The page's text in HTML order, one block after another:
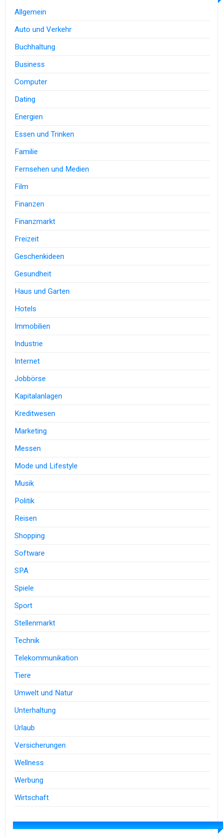
Allgemein
Auto und Verkehr
Buchhaltung
Business
Computer
Dating
Energien
Essen und Trinken
Familie
Fernsehen und Medien
Film
Finanzen
Finanzmarkt
Freizeit
Geschenkideen
Gesundheit
Haus und Garten
Hotels
Immobilien
Industrie
Internet
Jobbörse
Kapitalanlagen
Kreditwesen
Marketing
Messen
Mode und Lifestyle
Musik
Politik
Reisen
Shopping
Software
SPA
Spiele
Sport
Stellenmarkt
Technik
Telekommunikation
Tiere
Umwelt und Natur
Unterhaltung
Urlaub
Versicherungen
Wellness
Werbung
Wirtschaft